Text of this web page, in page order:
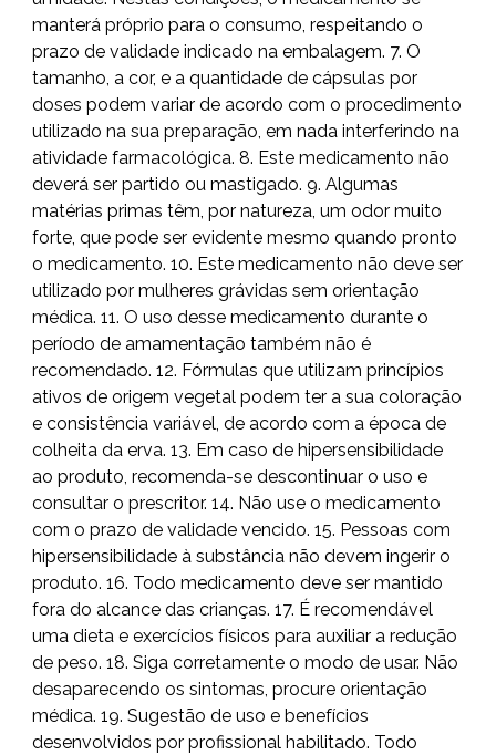
manterá próprio para o consumo, respeitando o
prazo de validade indicado na embalagem. 7. O
tamanho, a cor, e a quantidade de cápsulas por
doses podem variar de acordo com o procedimento
utilizado na sua preparação, em nada interferindo na
atividade farmacológica. 8. Este medicamento não
deverá ser partido ou mastigado. 9. Algumas
matérias primas têm, por natureza, um odor muito
forte, que pode ser evidente mesmo quando pronto
o medicamento. 10. Este medicamento não deve ser
utilizado por mulheres grávidas sem orientação
médica. 11. O uso desse medicamento durante o
período de amamentação também não é
recomendado. 12. Fórmulas que utilizam princípios
ativos de origem vegetal podem ter a sua coloração
e consistência variável, de acordo com a época de
colheita da erva. 13. Em caso de hipersensibilidade
ao produto, recomenda-se descontinuar o uso e
consultar o prescritor. 14. Não use o medicamento
com o prazo de validade vencido. 15. Pessoas com
hipersensibilidade à substância não devem ingerir o
produto. 16. Todo medicamento deve ser mantido
fora do alcance das crianças. 17. É recomendável
uma dieta e exercícios físicos para auxiliar a redução
de peso. 18. Siga corretamente o modo de usar. Não
desaparecendo os sintomas, procure orientação
médica. 19. Sugestão de uso e benefícios
desenvolvidos por profissional habilitado. Todo